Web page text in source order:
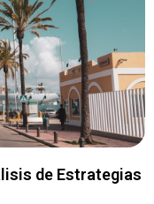
de Estrategias